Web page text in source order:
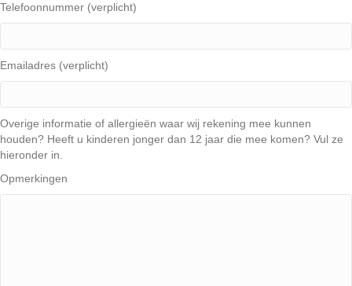
Telefoonnummer (verplicht)
Emailadres (verplicht)
Overige informatie of allergieën waar wij rekening mee kunnen
houden? Heeft u kinderen jonger dan 12 jaar die mee komen? Vul ze
hieronder in.
Opmerkingen